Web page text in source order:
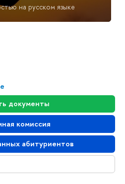
документы
комиссия
абитуриентов
на русском языке